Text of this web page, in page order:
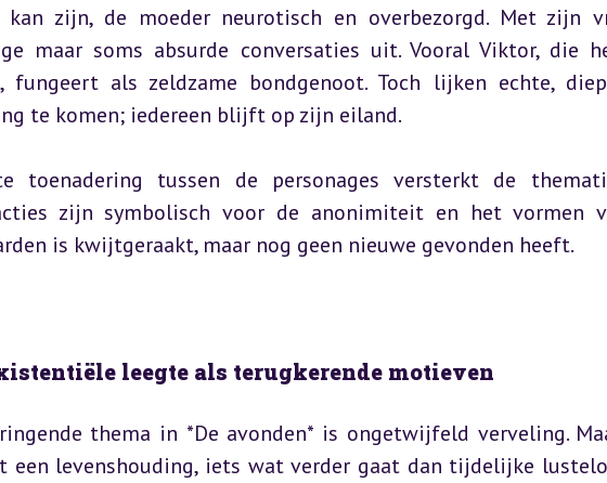
kan zijn, de moeder neurotisch en overbezorgd. Met zijn
maar soms absurde conversaties uit. Vooral Viktor, die
fungeert als zeldzame bondgenoot. Toch lijken echte,
te komen; iedereen blijft op zijn eiland.
toenadering tussen de personages versterkt de
zijn symbolisch voor de anonimiteit en het vormen
is kwijtgeraakt, maar nog geen nieuwe gevonden heeft.
leegte als terugkerende motieven
thema in *De avonden* is ongetwijfeld verveling.
levenshouding, iets wat verder gaat dan tijdelijke